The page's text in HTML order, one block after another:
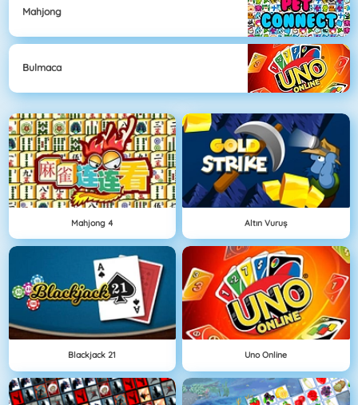
Mahjong
Bulmaca
Mahjong 4 Altın Vuruş
Blackjack 21 Uno Online